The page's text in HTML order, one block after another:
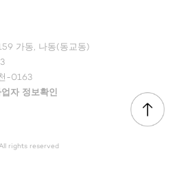
가동, 나동(동교동)
-0163
자 정보확인
rights reserved